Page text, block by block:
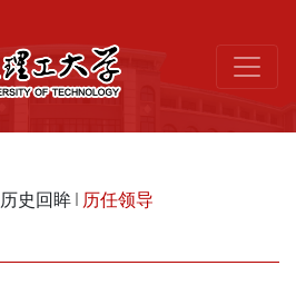
历史回眸 历任领导